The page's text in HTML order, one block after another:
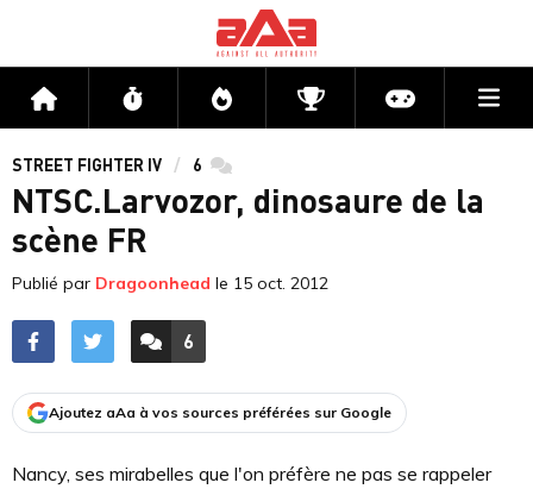
Accueil Flux Directs CompétitionsActu jeux
STREET FIGHTER IV 6 commentaires
NTSC.Larvozor, dinosaure de la
scène FR
Publié par Dragoonhead le 15 oct. 2012
ACCÉDER AUX
6
COMMENTAIRES
Ajoutez aAa à vos sources préférées sur Google
Nancy, ses mirabelles que l'on préfère ne pas se rappeler